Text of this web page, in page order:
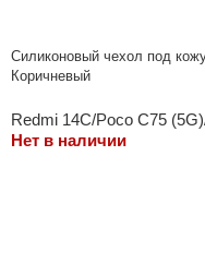
Силиконовый чехол под
Коричневый
Redmi 14C/Poco C75
Нет в наличии